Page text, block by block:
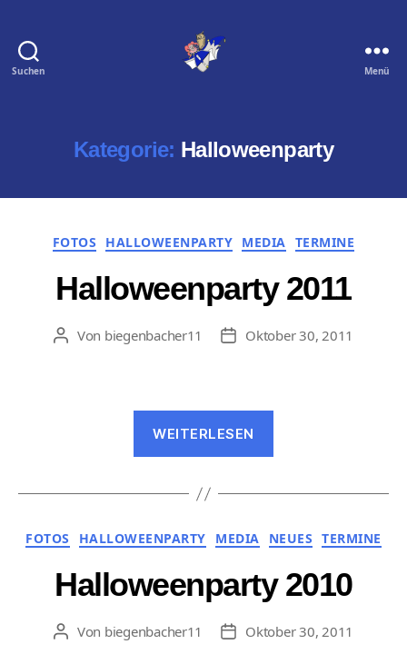
Suchen
V.
Menü
Kategorie: Halloweenparty
Kategorien
FOTOS HALLOWEENPARTY MEDIA TERMINE
Halloweenparty 2011
Beitragsautor
Von biegenbacher11 Veröffentlichungsdatum
Oktober 30, 2011
WEITERLESEN
Kategorien
FOTOS HALLOWEENPARTY MEDIA NEUES TERMINE
Halloweenparty 2010
Beitragsautor
Von biegenbacher11 Veröffentlichungsdatum
Oktober 30, 2011